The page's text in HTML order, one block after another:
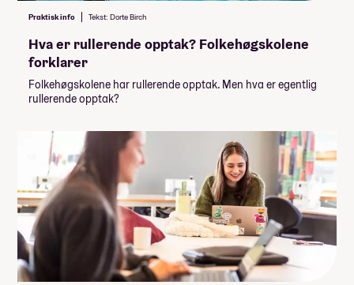
Praktisk info Tekst: Dorte Birch
Hva er rullerende opptak? Folkehøgskolene
forklarer
Folkehøgskolene har rullerende opptak. Men hva er egentlig
rullerende opptak?